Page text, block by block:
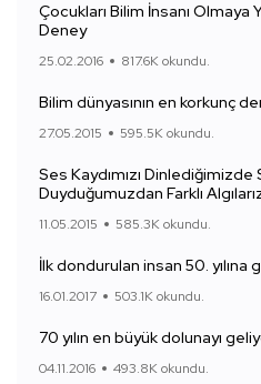
Çocukları Bilim İnsanı
Deney
25.02.2016 817.6K okundu.
Bilim dünyasının en korkunç
27.05.2015 595.5K okundu.
Ses Kaydımızı
Duyduğumuzdan Farklı
11.05.2015 585.3K okundu.
İlk dondurulan insan 50. yılına
16.01.2017 503.1K okundu.
70 yılın en büyük dolunayı
04.11.2016 493.8K okundu.